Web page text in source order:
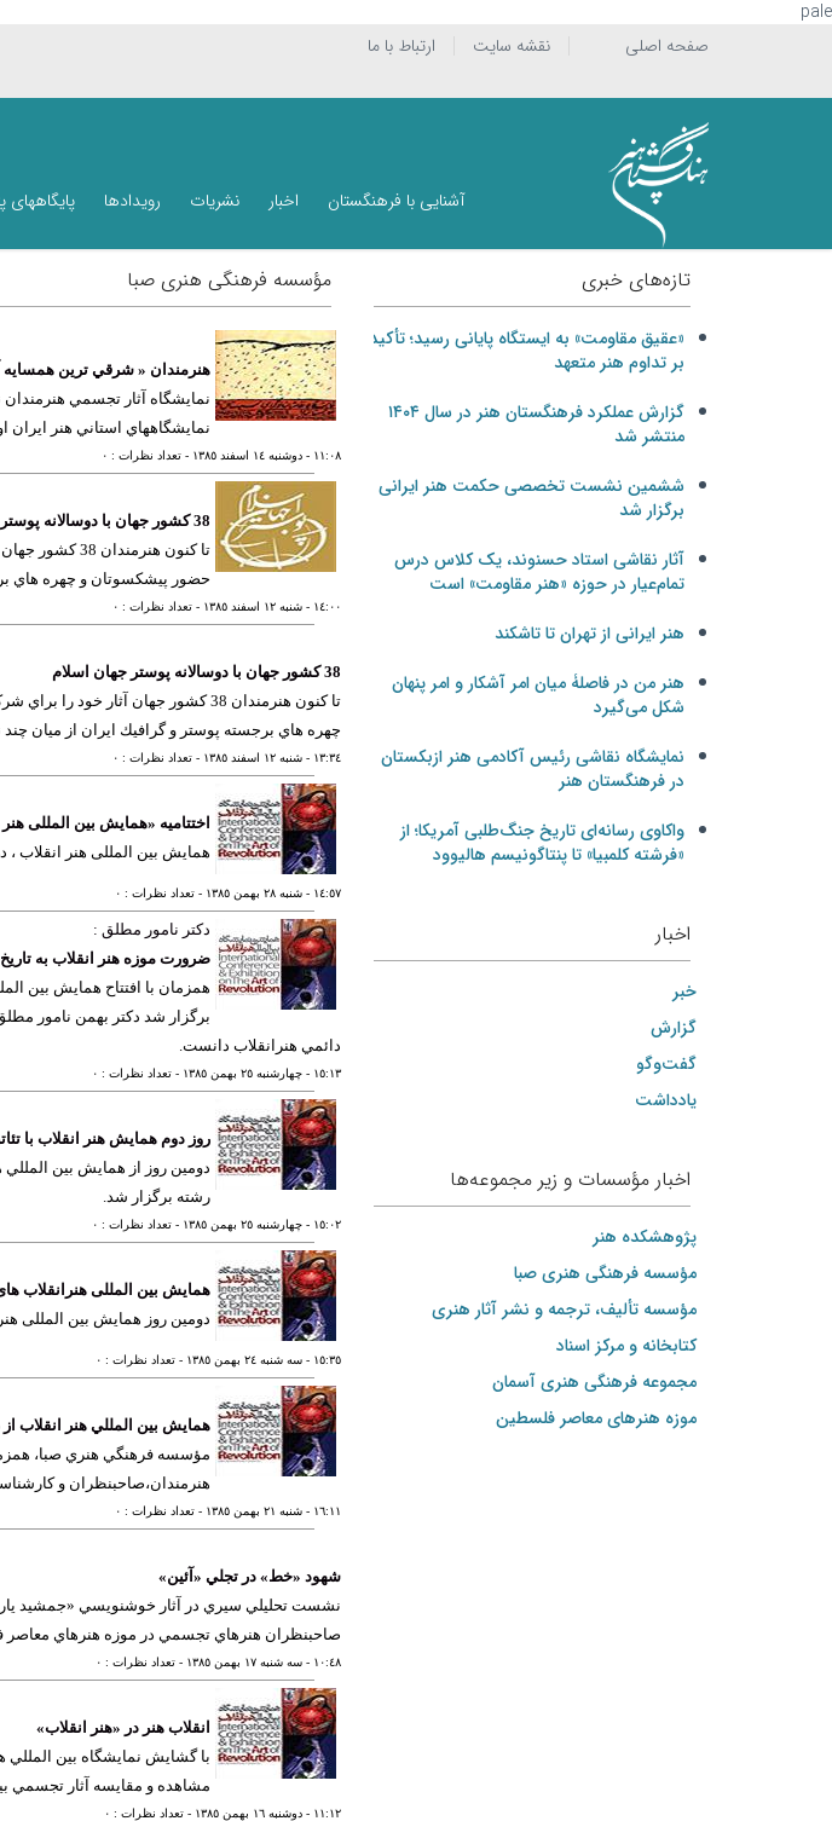
pale
ارتباط با ما نقشه سایت صفحه اصلی
آشنایی با فرهنگستان اخبار نشریات رویدادها
مؤسسه فرهنگی هنری صبا
هنرمندان « شرقي ترين همسايه
نمايشگاه آثار تجسمي
نمايشگاههاي استاني هنر
١١:٠٨ - دوشنبه ١٤ اسفند ١٣٨٥ - تعداد نظرات : ٠
38 كشور جهان با دوسالانه پوستر جهان اسلام
تا كنون
حضور پيشكسوتان و چهره هاي
١٤:٠٠ - شنبه ١٢ اسفند ١٣٨٥ - تعداد نظرات : ٠
38 كشور جهان با دوسالانه پوستر جهان اسلام
تا كنون هنرمندان 38 كشور جهان
چهره هاي برجسته پوستر و گرافيك ايران از
١٣:٣٤ - شنبه ١٢ اسفند ١٣٨٥ - تعداد نظرات : ٠
اختتامیه «همایش بین المللی
همایش بین المللی هنر انقلاب ،
١٤:٥٧ - شنبه ٢٨ بهمن ١٣٨٥ - تعداد نظرات : ٠
دكتر نامور مطلق :
ضرورت موزه هنر انقلاب به
همزمان با افتتاح همايش بين
برگزار شد دكتر بهمن نامور
دائمي هنرانقلاب دانست.
١٥:١٣ - چهارشنبه ٢٥ بهمن ١٣٨٥ - تعداد نظرات : ٠
روز دوم همایش هنر انقلاب با
دومين روز از همايش بين
رشته برگزار شد.
١٥:٠٢ - چهارشنبه ٢٥ بهمن ١٣٨٥ - تعداد نظرات : ٠
همایش بین المللی هنرانقلاب های
دومین روز همایش بین المللی
١٥:٣٥ - سه شنبه ٢٤ بهمن ١٣٨٥ - تعداد نظرات : ٠
همايش بين المللي هنر انقلاب
مؤسسه فرهنگي هنري صبا،
هنرمندان،صاحبنظران و
١٦:١١ - شنبه ٢١ بهمن ١٣٨٥ - تعداد نظرات : ٠
شهود «خط» در تجلي «آئين»
نشست تحليلي سيري در آثار خوشنويسي «جمشيد ياري
صاحبنظران هنرهاي تجسمي در موزه هنرهاي معاصر
١٠:٤٨ - سه شنبه ١٧ بهمن ١٣٨٥ - تعداد نظرات : ٠
انقلاب هنر در «هنر انقلاب»
با گشايش نمايشگاه بين المللي
مشاهده و مقايسه آثار تجسمي بيش از 8 كشور جهان در مؤسسه فرهنگي هنر صبا
١١:١٢ - دوشنبه ١٦ بهمن ١٣٨٥ - تعداد نظرات : ٠
تازه‌های خبری
«عقیق مقاومت» به ایستگاه پایانی رسید؛ تأکید
بر تداوم هنر متعهد
گزارش عملکرد فرهنگستان هنر در سال ۱۴۰۴
منتشر شد
ششمین نشست تخصصی حکمت هنر ایرانی
برگزار شد
آثار نقاشی استاد حسنوند، یک کلاس درس
تمام‌عیار در حوزه «هنر مقاومت» است
هنر ایرانی از تهران تا تاشکند
هنر من در فاصلۀ میان امر آشکار و امر پنهان
شکل می‌گیرد
نمایشگاه نقاشی رئیس آکادمی هنر ازبکستان
در فرهنگستان هنر
واکاوی رسانه‌ای تاریخ جنگ‌طلبی آمریکا؛ از
«فرشته کلمبیا» تا پنتاگونیسم هالیوود
اخبار
خبر
گزارش
گفت‌وگو
یادداشت
اخبار مؤسسات و زیر مجموعه‌ها
پژوهشکده هنر
مؤسسه فرهنگی هنری صبا
مؤسسه تألیف، ترجمه و نشر آثار هنری
کتابخانه و مرکز اسناد
مجموعه فرهنگی هنری آسمان
موزه هنرهای‌ معاصر فلسطین